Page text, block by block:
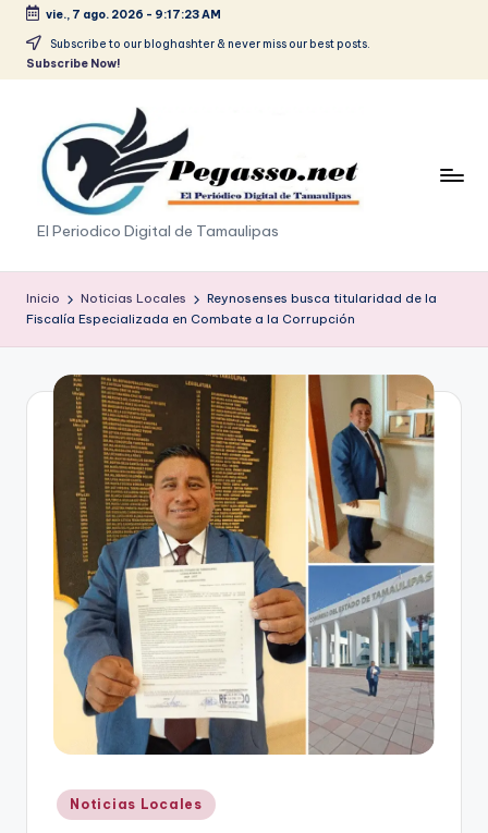
Saltar
vie., 7 ago. 2026 - 9:17:23 AM
Subscribe to our bloghashter & never miss our best posts.
Subscribe Now!
p
e
g
a
p
El Periodico Digital de Tamaulipas
Inicio Noticias Locales
Reynosenses busca titularidad de la
Fiscalía Especializada en Combate a la Corrupción
Publicado
en
Noticias Locales